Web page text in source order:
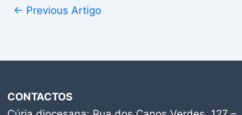
← Previous Artigo
CONTACTOS